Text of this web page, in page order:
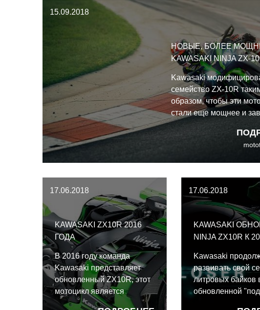
великолепен, когда хорошо
раскручен, обновлённое
шасси сбалансированно
ведёт себя в поворотах от
вновь улучшили
ужасный Ninja
15.09.2018
НОВЫЕ, БОЛЕЕ
KAWASAKI NINJA ZX-
Kawasaki
семейство ZX-10R
образом, чтобы эти
стали еще мощнее и
титул World Superbike.
17.06.2018
KAWASAKI ZX10R 2016
ГОДА
В 2016 году команда
Kawasaki представляет
обновленный ZX10R, этот
мотоцикл является
победителем мирового
17.06.2018
KAWASAKI
NINJA ZX10R К
Kawasaki
развивать свой
литровых байков
обновленной